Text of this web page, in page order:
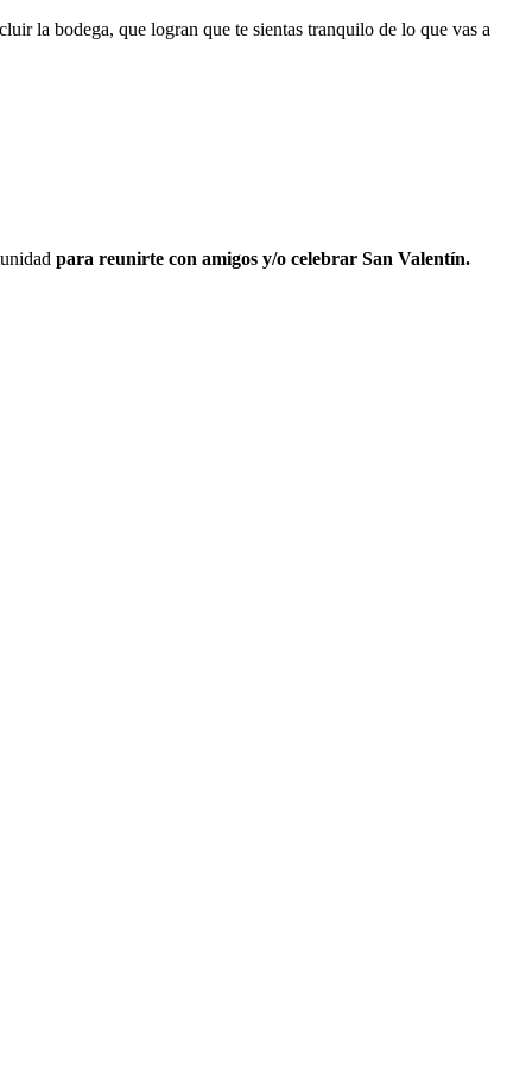
la bodega, que logran que te sientas tranquilo de lo que vas a
para reunirte con amigos y/o celebrar San Valentín.